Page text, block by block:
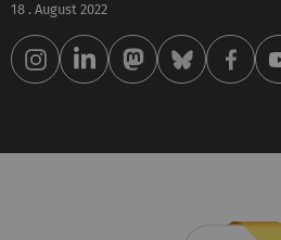
18 . August 2022